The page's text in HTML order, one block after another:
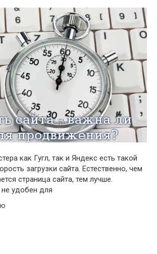
как Гугл, так и Яндекс есть такой
загрузки сайта. Естественно, чем
страница сайта, тем лучше.
удобен для